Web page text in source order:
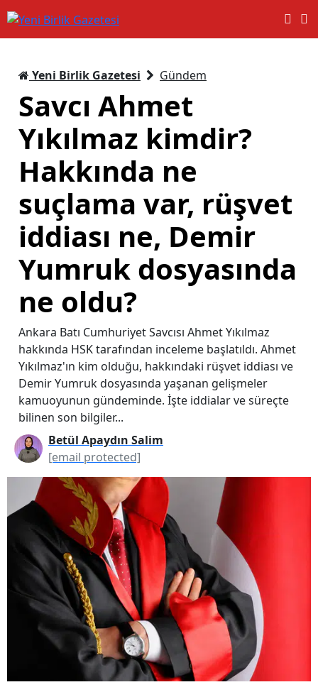
Yeni Birlik Gazetesi Gündem
Savcı Ahmet
Yıkılmaz kimdir?
Hakkında ne
suçlama var, rüşvet
iddiası ne, Demir
Yumruk dosyasında
ne oldu?
Ankara Batı Cumhuriyet Savcısı Ahmet Yıkılmaz
hakkında HSK tarafından inceleme başlatıldı. Ahmet
Yıkılmaz'ın kim olduğu, hakkındaki rüşvet iddiası ve
Demir Yumruk dosyasında yaşanan gelişmeler
kamuoyunun gündeminde. İşte iddialar ve süreçte
bilinen son bilgiler...
Betül Apaydın Salim
[email protected]